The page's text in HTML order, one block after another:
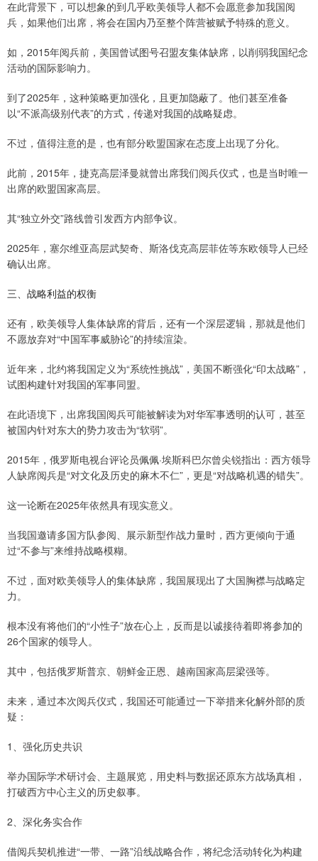
在此背景下，可以想象的到几乎欧美领导人都不会愿意参加我国阅
兵，如果他们出席，将会在国内乃至整个阵营被赋予特殊的意义。
如，2015年阅兵前，美国曾试图号召盟友集体缺席，以削弱我国纪念
活动的国际影响力。
到了2025年，这种策略更加强化，且更加隐蔽了。他们甚至准备
以“不派高级别代表”的方式，传递对我国的战略疑虑。
不过，值得注意的是，也有部分欧盟国家在态度上出现了分化。
此前，2015年，捷克高层泽曼就曾出席我们阅兵仪式，也是当时唯一
出席的欧盟国家高层。
其“独立外交”路线曾引发西方内部争议。
2025年，塞尔维亚高层武契奇、斯洛伐克高层菲佐等东欧领导人已经
确认出席。
三、战略利益的权衡
还有，欧美领导人集体缺席的背后，还有一个深层逻辑，那就是他们
不愿放弃对“中国军事威胁论”的持续渲染。
近年来，北约将我国定义为“系统性挑战”，美国不断强化“印太战略”，
试图构建针对我国的军事同盟。
在此语境下，出席我国阅兵可能被解读为对华军事透明的认可，甚至
被国内针对东大的势力攻击为“软弱”。
2015年，俄罗斯电视台评论员佩佩·埃斯科巴尔曾尖锐指出：西方领导
人缺席阅兵是“对文化及历史的麻木不仁”，更是“对战略机遇的错失”。
这一论断在2025年依然具有现实意义。
当我国邀请多国方队参阅、展示新型作战力量时，西方更倾向于通
过“不参与”来维持战略模糊。
不过，面对欧美领导人的集体缺席，我国展现出了大国胸襟与战略定
力。
根本没有将他们的“小性子”放在心上，反而是以诚接待着即将参加的
26个国家的领导人。
其中，包括俄罗斯普京、朝鲜金正恩、越南国家高层梁强等。
未来，通过本次阅兵仪式，我国还可能通过一下举措来化解外部的质
疑：
1、强化历史共识
举办国际学术研讨会、主题展览，用史料与数据还原东方战场真相，
打破西方中心主义的历史叙事。
2、深化务实合作
借阅兵契机推进“一带、一路”沿线战略合作，将纪念活动转化为构建